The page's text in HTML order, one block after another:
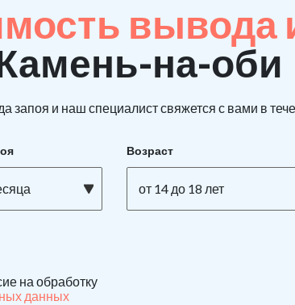
вывода
на-оби
и наш специалист свяжется с вами в
Возраст
от 14 до 18 лет
на обработку
данных